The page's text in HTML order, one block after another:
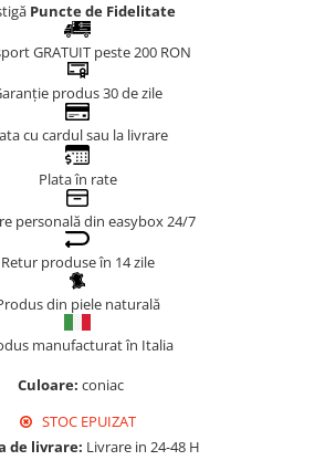
Puncte de Fidelitate
GRATUIT peste 200 RON
produs 30 de zile
cu cardul sau la livrare
Plata în rate
personală din easybox 24/7
Retur produse în 14 zile
din piele naturală
manufacturat în Italia
Culoare: coniac
STOC EPUIZAT
de livrare: Livrare in 24-48 H